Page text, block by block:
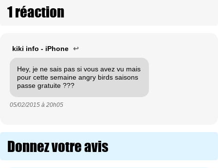
1 réaction
kiki info - iPhone ↩
Hey, je ne sais pas si vous avez vu mais
pour cette semaine angry birds saisons
passe gratuite ???
05/02/2015 à 20h05
Donnez votre avis